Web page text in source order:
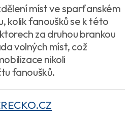
míst ve sparťanském
kolik fanoušků se k této
za druhou brankou
volných míst, což
nikoli
fanoušků.